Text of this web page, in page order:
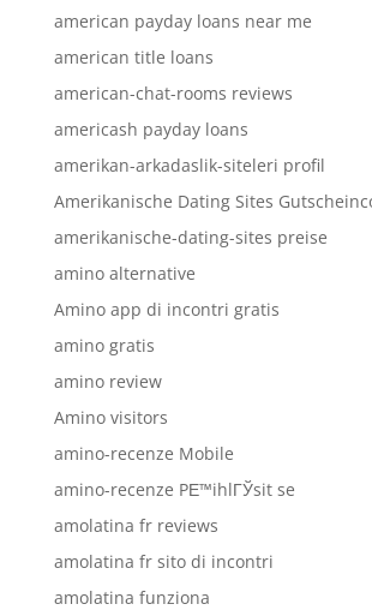
american payday loans near me
american title loans
american-chat-rooms reviews
americash payday loans
amerikan-arkadaslik-siteleri profil
Amerikanische Dating Sites
amerikanische-dating-sites preise
amino alternative
Amino app di incontri gratis
amino gratis
amino review
Amino visitors
amino-recenze Mobile
amino-recenze PЕ™ihlГЎsit se
amolatina fr reviews
amolatina fr sito di incontri
amolatina funziona